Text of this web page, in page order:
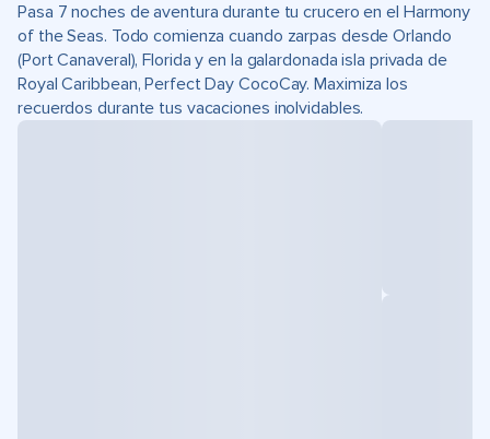
Pasa 7 noches de aventura durante tu crucero en el Harmony
of the Seas. Todo comienza cuando zarpas desde Orlando
(Port Canaveral), Florida y en la galardonada isla privada de
Royal Caribbean, Perfect Day CocoCay. Maximiza los
recuerdos durante tus vacaciones inolvidables.